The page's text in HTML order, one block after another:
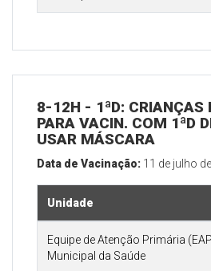
8-12H - 1ªD: CRIANÇAS
PARA VACIN. COM 1ªD
USAR MÁSCARA
Data de Vacinação: 11 de julho
Unidade
Equipe de Atenção Primária
Municipal da Saúde